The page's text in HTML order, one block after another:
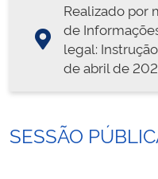
Realizado por
de
legal:
de abril de
SESSÃO